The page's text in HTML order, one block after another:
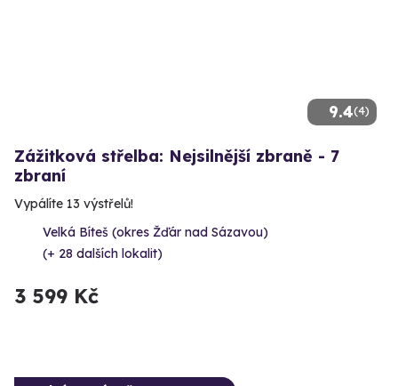
9.4(4)
Zážitková střelba: Nejsilnější zbraně - 7
zbraní
Vypálíte 13 výstřelů!
Velká Bíteš (okres Žďár nad Sázavou)
(+ 28 dalších lokalit)
3 599 Kč